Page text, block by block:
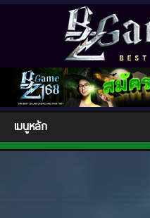
เมนูหลัก